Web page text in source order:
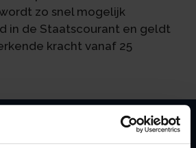
zo snel mogelijk
in de Staatscourant en geldt
kracht vanaf 25